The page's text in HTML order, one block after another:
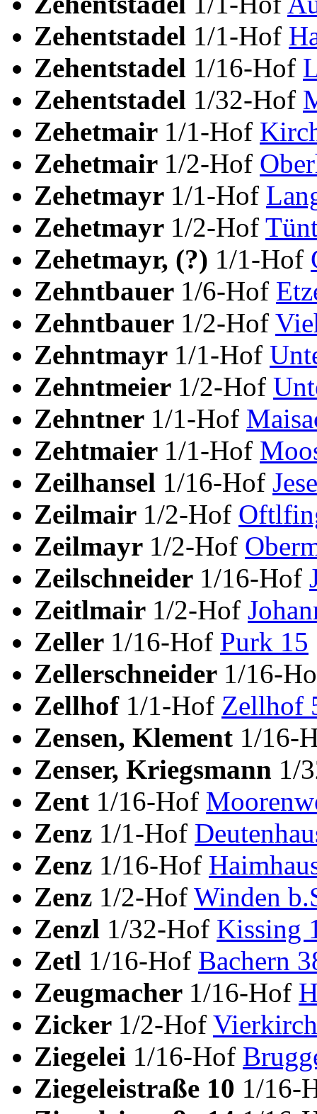
Zehentstadel 1/1-Hof
Zehentstadel 1/16-Hof
Zehentstadel 1/32-Hof
Zehetmair 1/1-Hof
Zehetmair 1/2-Hof
Zehetmayr 1/1-Hof
Zehetmayr 1/2-Hof
Zehetmayr, (?) 1/1-Hof
Zehntbauer 1/6-Hof
Zehntbauer 1/2-Hof
Zehntmayr 1/1-Hof
Zehntmeier 1/2-Hof
Zehntner 1/1-Hof
Zehtmaier 1/1-Hof
Zeilhansel 1/16-Hof
Zeilmair 1/2-Hof
Zeilmayr 1/2-Hof
Zeilschneider 1/16-Hof
Zeitlmair 1/2-Hof
Zeller 1/16-Hof Purk 15
Zellerschneider 1/16-
Zellhof 1/1-Hof Zellhof
Zensen, Klement 1/16-
Zenser, Kriegsmann 1/
Zent 1/16-Hof
Zenz 1/1-Hof
Zenz 1/16-Hof
Zenz 1/2-Hof Winden
Zenzl 1/32-Hof Kissing
Zetl 1/16-Hof Bachern
Zeugmacher 1/16-Hof
Zicker 1/2-Hof
Ziegelei 1/16-Hof
Ziegeleistraße 10 1/16-